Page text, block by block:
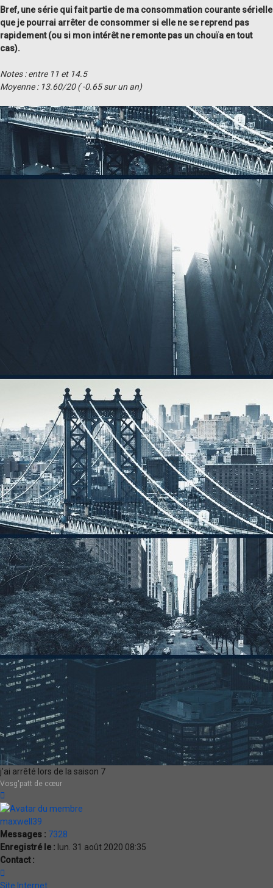
Bref, une série qui fait partie de ma consommation courante sérielle
que je pourrai arrêter de consommer si elle ne se reprend pas
rapidement (ou si mon intérêt ne remonte pas un chouïa en tout
cas).
Notes : entre 11 et 14.5
Moyenne : 13.60/20 ( -0.65 sur un an)
j'ai arrêté lors de la saison 7
Vosg'patt de cœur
maxwell39
Messages : 7328
Enregistré le : lun. 31 août 2020 08:35
Contact :
maxwell39
Site Internet